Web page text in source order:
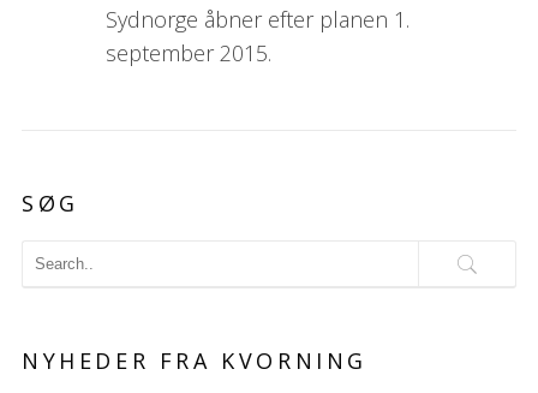
Sydnorge åbner efter planen 1.
september 2015.
SØG
NYHEDER FRA KVORNING